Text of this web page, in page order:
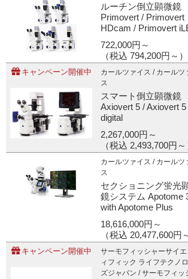
ルーチン倒立顕微鏡
Primovert / Primovert
HDcam / Primovert
722,000円～
（税込 794,200円～）
キャンペーン開催中
カールツァイス / カールツ
ス
スマート倒立顕微鏡
Axiovert 5 / Axiovert 5
digital
2,267,000円～
（税込 2,493,700円～
カールツァイス / カールツ
ス
セクショニング蛍光
鏡システム Apotome
with Apotome Plus
18,616,000円～
（税込 20,477,600円
キャンペーン開催中
サーモフィッシャーサイエ
ィフィック ライフテクノ
ズジャパン / サーモフィッ